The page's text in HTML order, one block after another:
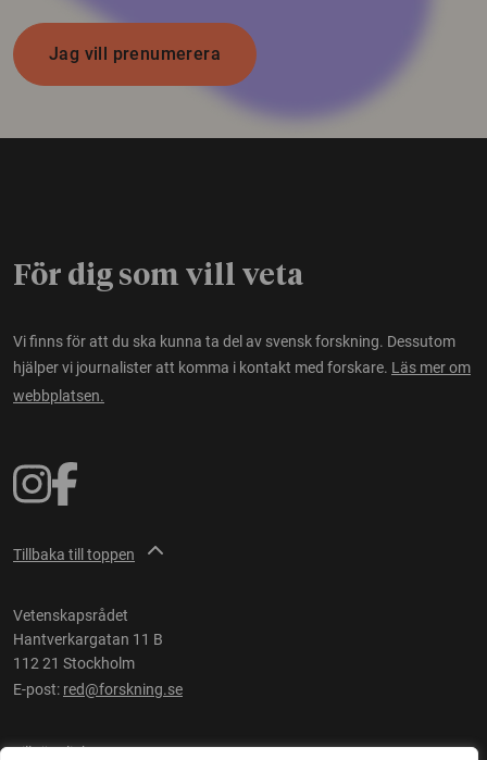
Jag vill prenumerera
För dig som vill veta
Vi finns för att du ska kunna ta del av svensk forskning. Dessutom
hjälper vi journalister att komma i kontakt med forskare. Läs mer om
webbplatsen.
Tillbaka till toppen
Vetenskapsrådet
Hantverkargatan 11 B
112 21 Stockholm
E-post: red@forskning.se
Tillgänglighet